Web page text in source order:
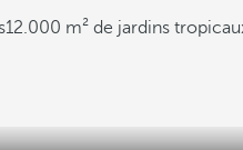
12.000 m² de jardins